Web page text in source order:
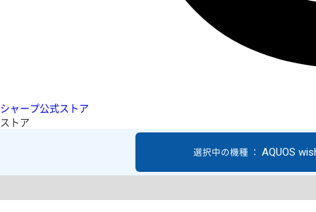
シャープ公式ストア
ストア
選択中の機種 ： AQUOS